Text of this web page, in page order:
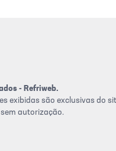
- Refriweb.
exibidas são exclusivas do
autorização.